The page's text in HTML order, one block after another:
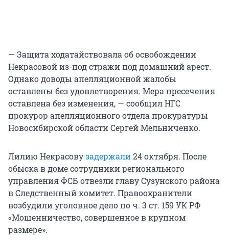
— Защита ходатайствовала об освобождении
Некрасовой из-под стражи под домашний арест.
Однако доводы апелляционной жалобы
оставлены без удовлетворения. Мера пресечения
оставлена без изменения, — сообщил НГС
прокурор апелляционного отдела прокуратуры
Новосибирской области Сергей Мельниченко.
Лилию Некрасовузадержали24 октября. После
обыска в доме сотрудники регионального
управления ФСБ отвезли главу Сузунского района
в Следственный комитет. Правоохранители
возбудили уголовное дело по ч. 3 ст. 159 УК РФ
«Мошенничество, совершенное в крупном
размере».